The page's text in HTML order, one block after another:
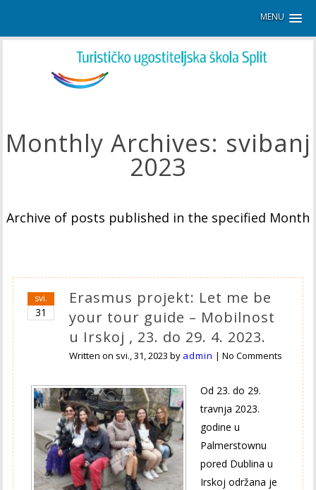
MENU
Monthly Archives: svibanj
2023
Archive of posts published in the specified Month
svi.
31
Erasmus projekt: Let me be
your tour guide – Mobilnost
u Irskoj , 23. do 29. 4. 2023.
Written on svi., 31, 2023 by admin |No Comments
Od 23. do 29.
travnja 2023.
godine u
Palmerstownu
pored Dublina u
Irskoj održana je